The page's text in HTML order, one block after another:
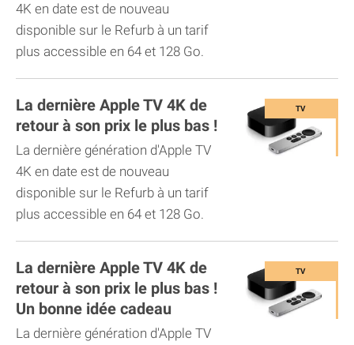
4K en date est de nouveau
disponible sur le Refurb à un tarif
plus accessible en 64 et 128 Go.
La dernière Apple TV 4K de
retour à son prix le plus bas !
La dernière génération d'Apple TV
4K en date est de nouveau
disponible sur le Refurb à un tarif
plus accessible en 64 et 128 Go.
La dernière Apple TV 4K de
retour à son prix le plus bas !
Un bonne idée cadeau
La dernière génération d'Apple TV